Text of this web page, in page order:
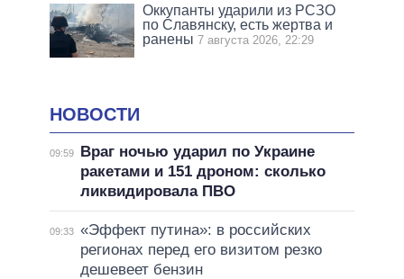
Оккупанты ударили из РСЗО
по Славянску, есть жертва и
ранены 7 августа 2026, 22:29
НОВОСТИ
09:59
Враг ночью ударил по Украине
ракетами и 151 дроном: сколько
ликвидировала ПВО
09:33 «Эффект путина»: в российских
регионах перед его визитом резко
дешевеет бензин